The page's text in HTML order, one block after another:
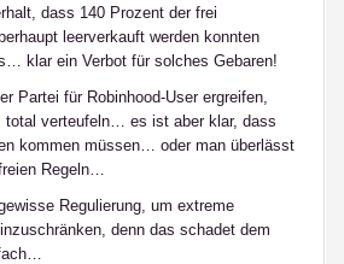
dass 140 Prozent der frei
leerverkauft werden konnten
klar ein Verbot für solches Gebaren!
Partei für Robinhood-User ergreifen,
total verteufeln… es ist aber klar, dass
kommen müssen… oder man überlässt
Regeln…
Regulierung, um extreme
denn das schadet dem